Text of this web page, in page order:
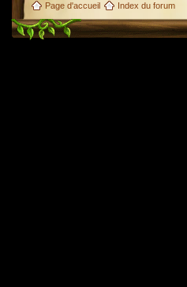
Page d'accueil Index du forum